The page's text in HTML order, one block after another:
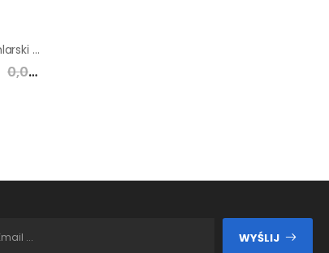
Agregat malarsko-szpachlarski Wagner HeavyCoat HC950 G
0,00 zł
WYŚLIJ